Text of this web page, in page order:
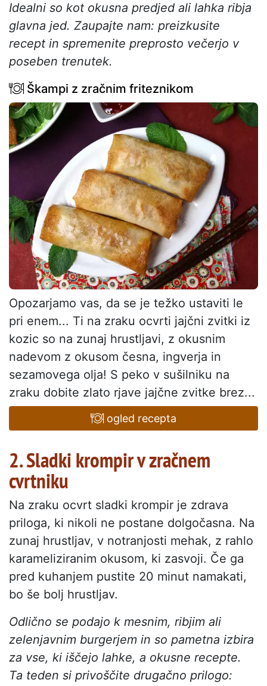
Idealni so kot okusna predjed ali lahka ribja
glavna jed. Zaupajte nam: preizkusite
recept in spremenite preprosto večerjo v
poseben trenutek.
Škampi z zračnim friteznikom
Opozarjamo vas, da se je težko ustaviti le
pri enem... Ti na zraku ocvrti jajčni zvitki iz
kozic so na zunaj hrustljavi, z okusnim
nadevom z okusom česna, ingverja in
sezamovega olja! S peko v sušilniku na
zraku dobite zlato rjave jajčne zvitke brez...
ogled recepta
2. Sladki krompir v zračnem
cvrtniku
Na zraku ocvrt sladki krompir je zdrava
priloga, ki nikoli ne postane dolgočasna. Na
zunaj hrustljav, v notranjosti mehak, z rahlo
karameliziranim okusom, ki zasvoji. Če ga
pred kuhanjem pustite 20 minut namakati,
bo še bolj hrustljav.
Odlično se podajo k mesnim, ribjim ali
zelenjavnim burgerjem in so pametna izbira
za vse, ki iščejo lahke, a okusne recepte.
Ta teden si privoščite drugačno prilogo: